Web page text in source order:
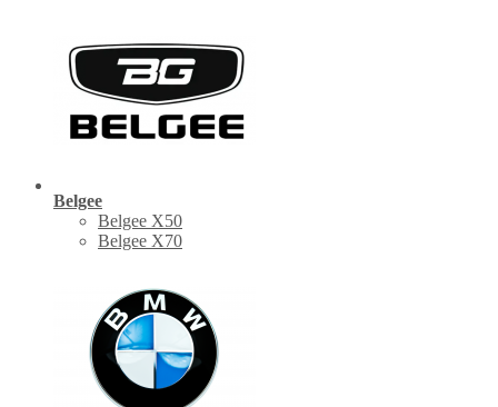
Belgee
Belgee X50
Belgee X70